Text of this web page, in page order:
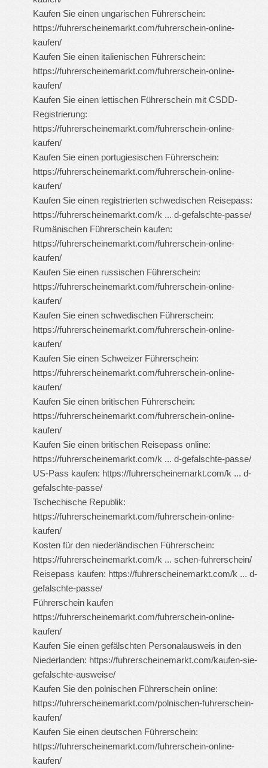
Kaufen Sie einen ungarischen Führerschein:
https://fuhrerscheinemarkt.com/fuhrerschein-online-
kaufen/
Kaufen Sie einen italienischen Führerschein:
https://fuhrerscheinemarkt.com/fuhrerschein-online-
kaufen/
Kaufen Sie einen lettischen Führerschein mit CSDD-
Registrierung:
https://fuhrerscheinemarkt.com/fuhrerschein-online-
kaufen/
Kaufen Sie einen portugiesischen Führerschein:
https://fuhrerscheinemarkt.com/fuhrerschein-online-
kaufen/
Kaufen Sie einen registrierten schwedischen Reisepass:
https://fuhrerscheinemarkt.com/k ... d-gefalschte-passe/
Rumänischen Führerschein kaufen:
https://fuhrerscheinemarkt.com/fuhrerschein-online-
kaufen/
Kaufen Sie einen russischen Führerschein:
https://fuhrerscheinemarkt.com/fuhrerschein-online-
kaufen/
Kaufen Sie einen schwedischen Führerschein:
https://fuhrerscheinemarkt.com/fuhrerschein-online-
kaufen/
Kaufen Sie einen Schweizer Führerschein:
https://fuhrerscheinemarkt.com/fuhrerschein-online-
kaufen/
Kaufen Sie einen britischen Führerschein:
https://fuhrerscheinemarkt.com/fuhrerschein-online-
kaufen/
Kaufen Sie einen britischen Reisepass online:
https://fuhrerscheinemarkt.com/k ... d-gefalschte-passe/
US-Pass kaufen: https://fuhrerscheinemarkt.com/k ... d-
gefalschte-passe/
Tschechische Republik:
https://fuhrerscheinemarkt.com/fuhrerschein-online-
kaufen/
Kosten für den niederländischen Führerschein:
https://fuhrerscheinemarkt.com/k ... schen-fuhrerschein/
Reisepass kaufen: https://fuhrerscheinemarkt.com/k ... d-
gefalschte-passe/
Führerschein kaufen
https://fuhrerscheinemarkt.com/fuhrerschein-online-
kaufen/
Kaufen Sie einen gefälschten Personalausweis in den
Niederlanden: https://fuhrerscheinemarkt.com/kaufen-sie-
gefalschte-ausweise/
Kaufen Sie den polnischen Führerschein online:
https://fuhrerscheinemarkt.com/polnischen-fuhrerschein-
kaufen/
Kaufen Sie einen deutschen Führerschein:
https://fuhrerscheinemarkt.com/fuhrerschein-online-
kaufen/